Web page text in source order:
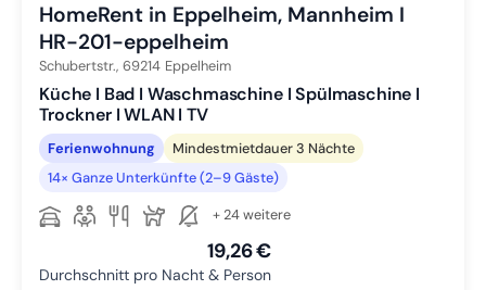
HomeRent in Eppelheim, Mannheim I
HR-201-eppelheim
Schubertstr., 69214 Eppelheim
Küche I Bad I Waschmaschine I Spülmaschine I
Trockner I WLAN I TV
Ferienwohnung
Mindestmietdauer 3 Nächte
14× Ganze Unterkünfte (2–9 Gäste)
+ 24 weitere
19,26 €
Durchschnitt pro Nacht & Person